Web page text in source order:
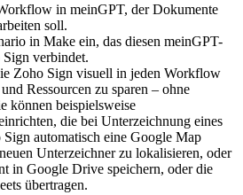
in meinGPT, der Dokumente
soll.
in Make ein, das diesen meinGPT-
verbindet.
Zoho Sign visuell in jeden Workflow
Ressourcen zu sparen – ohne
können beispielsweise
die bei Unterzeichnung eines
automatisch eine Google Map
Unterzeichner zu lokalisieren, oder
in Google Drive speichern, oder die
übertragen.